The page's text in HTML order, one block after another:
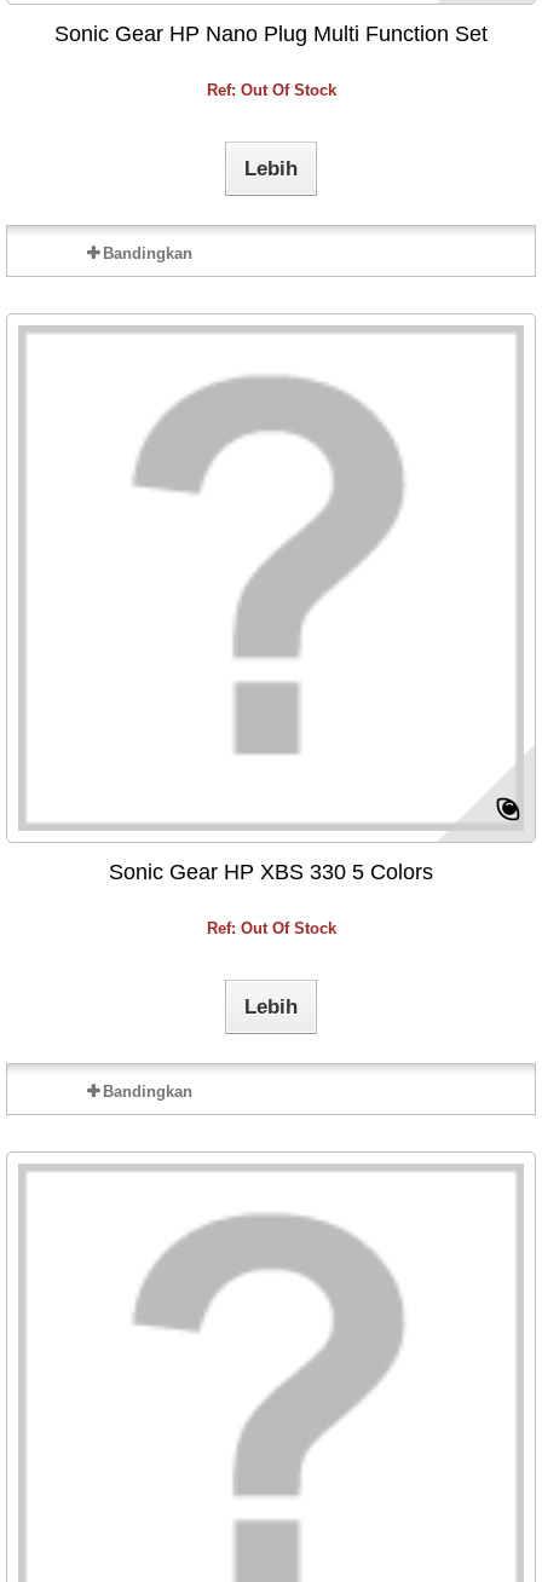
Sonic Gear HP Nano Plug Multi Function Set
Ref: Out Of Stock
Lebih
Bandingkan
Sonic Gear HP XBS 330 5 Colors
Ref: Out Of Stock
Lebih
Bandingkan